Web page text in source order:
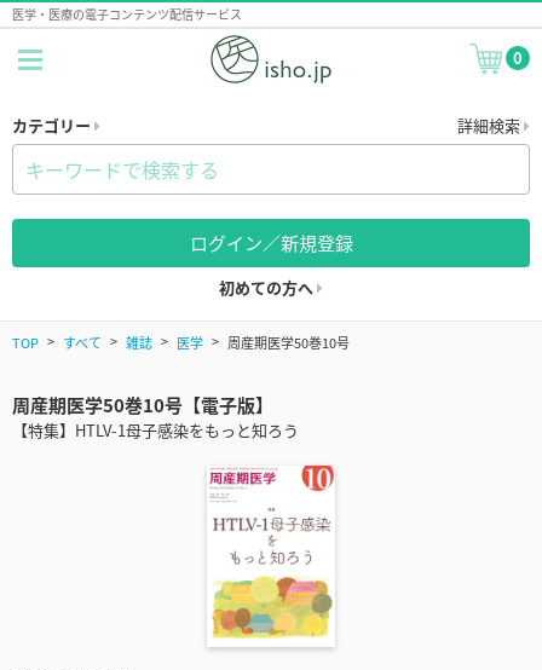
医学・医療の電子コンテンツ配信サービス
0
カテゴリー 詳細検索
ログイン／新規登録
初めての方へ
TOP すべて 雑誌 医学 周産期医学50巻10号
周産期医学50巻10号【電子版】
【特集】HTLV-1母子感染をもっと知ろう